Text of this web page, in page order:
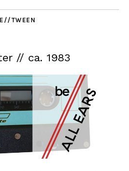
TWEEN
// ca. 1983